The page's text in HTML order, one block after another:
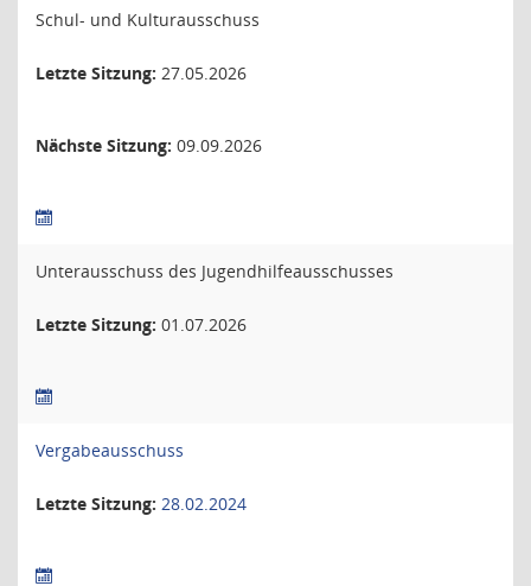
Schul- und Kulturausschuss
Letzte Sitzung: 27.05.2026
Nächste Sitzung: 09.09.2026
Unterausschuss des Jugendhilfeausschusses
Letzte Sitzung: 01.07.2026
Vergabeausschuss
Letzte Sitzung: 28.02.2024